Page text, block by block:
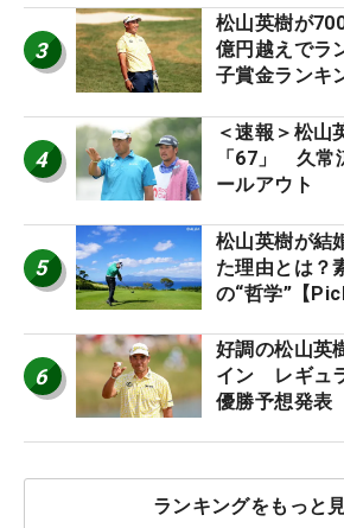
3
松山英樹が
億円越えでラ
子賞金ランキ
4
＜速報＞松山
「67」 久常
ールアウト
5
松山英樹が結
た理由とは？
の“哲学”【
6
好調の松山英
イン レギュ
優勝予想発表
ランキングをもっと